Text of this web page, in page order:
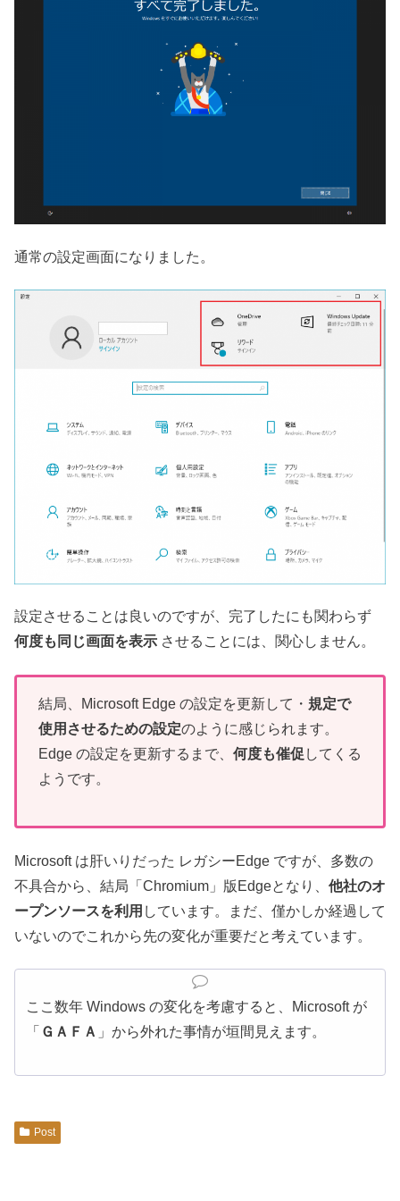
通常の設定画面になりました。
設定させることは良いのですが、完了したにも関わらず
何度も同じ画面を表示 させることには、関心しません。
結局、Microsoft Edge の設定を更新して・ 規定で
使用させるための設定のように感じられます。
Edge の設定を更新するまで、 何度も催促 してくる
ようです。
Microsoft は肝いりだった レガシーEdge ですが、多数の
不具合から、結局「Chromium」版Edgeとなり、 他社のオ
ープンソースを利用 しています。まだ、僅かしか経過して
いないのでこれから先の変化が重要だと考えています。
ここ数年 Windows の変化を考慮すると、Microsoft が
「 ＧＡＦＡ 」から外れた事情が垣間見えます。
Post